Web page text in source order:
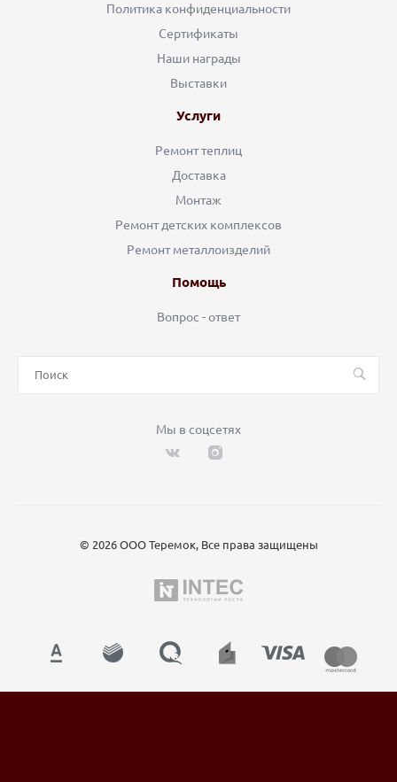
Политика конфиденциальности
Сертификаты
Наши награды
Выставки
Услуги
Ремонт теплиц
Доставка
Монтаж
Ремонт детских комплексов
Ремонт металлоизделий
Помощь
Вопрос - ответ
Мы в соцсетях
© 2026 ООО Теремок, Все права защищены